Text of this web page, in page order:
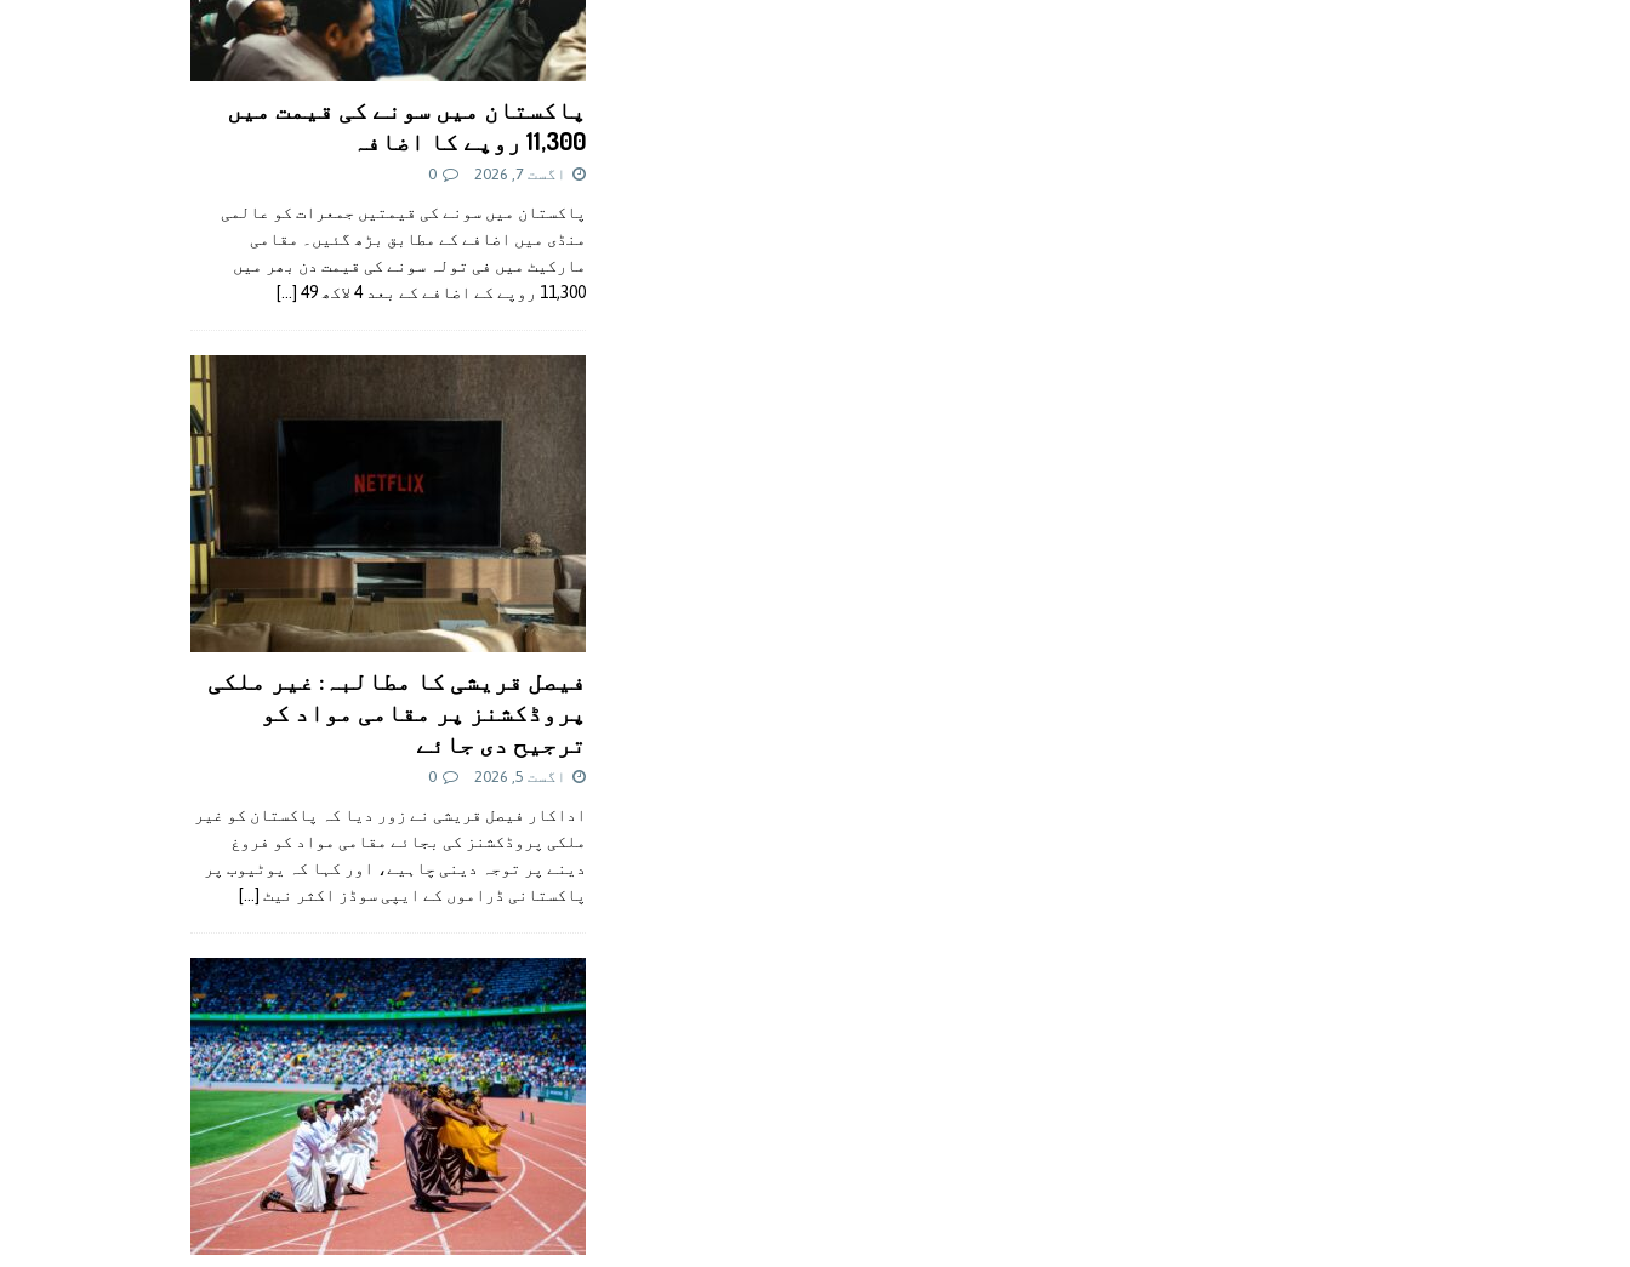
پاکستان میں سونے کی قیمت میں
11,300 روپے کا اضافہ
اگست 7, 2026 0
پاکستان میں سونے کی قیمتیں جمعرات کو عالمی
منڈی میں اضافے کے مطابق بڑھ گئیں۔ مقامی
مارکیٹ میں فی تولہ سونے کی قیمت دن بھر میں
11,300 روپے کے اضافے کے بعد 4 لاکھ 49
[...]
فیصل قریشی کا مطالبہ: غیر ملکی
پروڈکشنز پر مقامی مواد کو
ترجیح دی جائے
اگست 5, 2026 0
اداکار فیصل قریشی نے زور دیا کہ پاکستان کو غیر
ملکی پروڈکشنز کی بجائے مقامی مواد کو فروغ
دینے پر توجہ دینی چاہیے، اور کہا کہ یوٹیوب پر
پاکستانی ڈراموں کے ایپی سوڈز اکثر نیٹ [...]